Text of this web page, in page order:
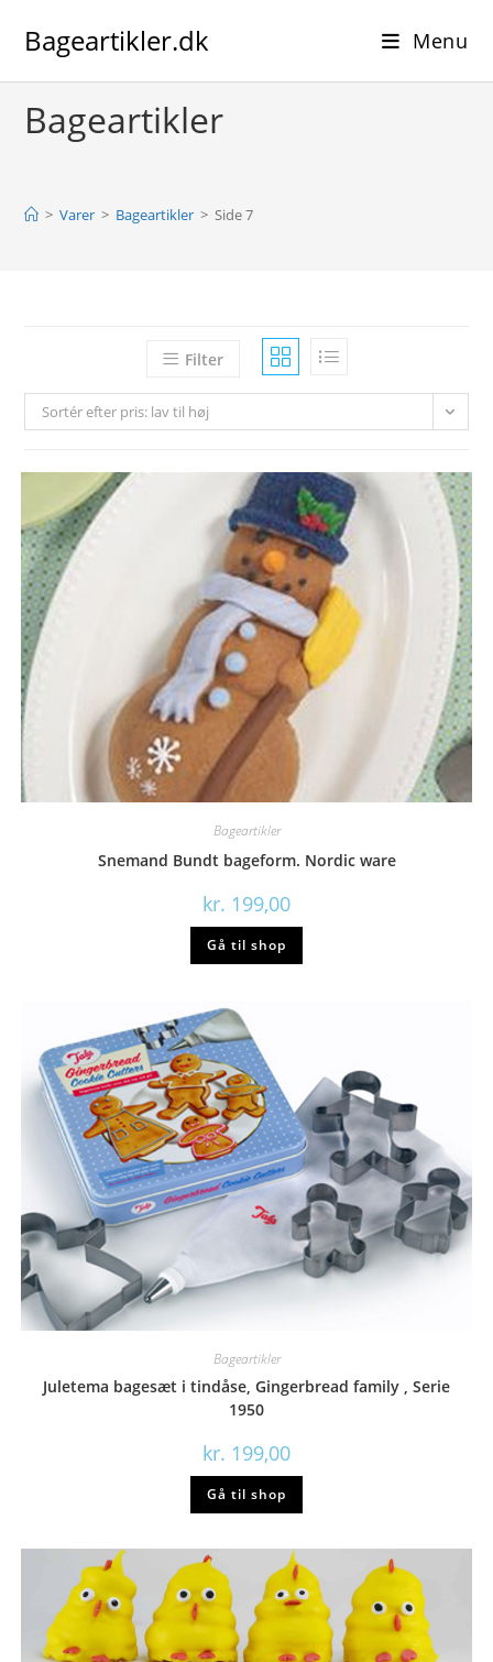
Bageartikler.dk Menu
Bageartikler
> Varer > Bageartikler > Side 7
Filter
Sortér efter pris: lav til høj
Bageartikler
Snemand Bundt bageform. Nordic ware
kr. 199,00
Gå til shop
Bageartikler
Juletema bagesæt i tindåse, Gingerbread family , Serie
1950
kr. 199,00
Gå til shop